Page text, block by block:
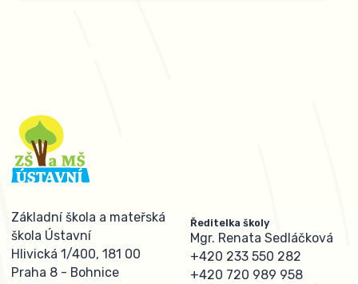
Základní škola a mateřská
škola Ústavní
Hlivická 1/400, 181 00
Praha 8 - Bohnice
Ředitelka školy
Mgr. Renata Sedláčková
+420 233 550 282
+420 720 989 958